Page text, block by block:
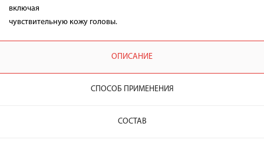
включая
чувствительную кожу головы.
ОПИСАНИЕ
СПОСОБ ПРИМЕНЕНИЯ
СОСТАВ